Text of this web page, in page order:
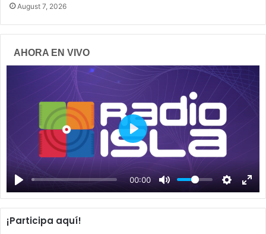
August 7, 2026
AHORA EN VIVO
00:00
P
a
y
¡Participa aquí!